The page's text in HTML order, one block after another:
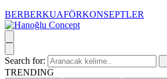
BERBERKUAFÖRKONSEPTLER
Search for:
TRENDING